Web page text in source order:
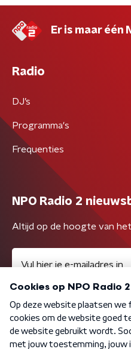
Er is maar één
Radio
DJ’s
Programma's
Frequenties
NPO Radio 2
Altijd op de hoogte van
Algemene voorwaarden